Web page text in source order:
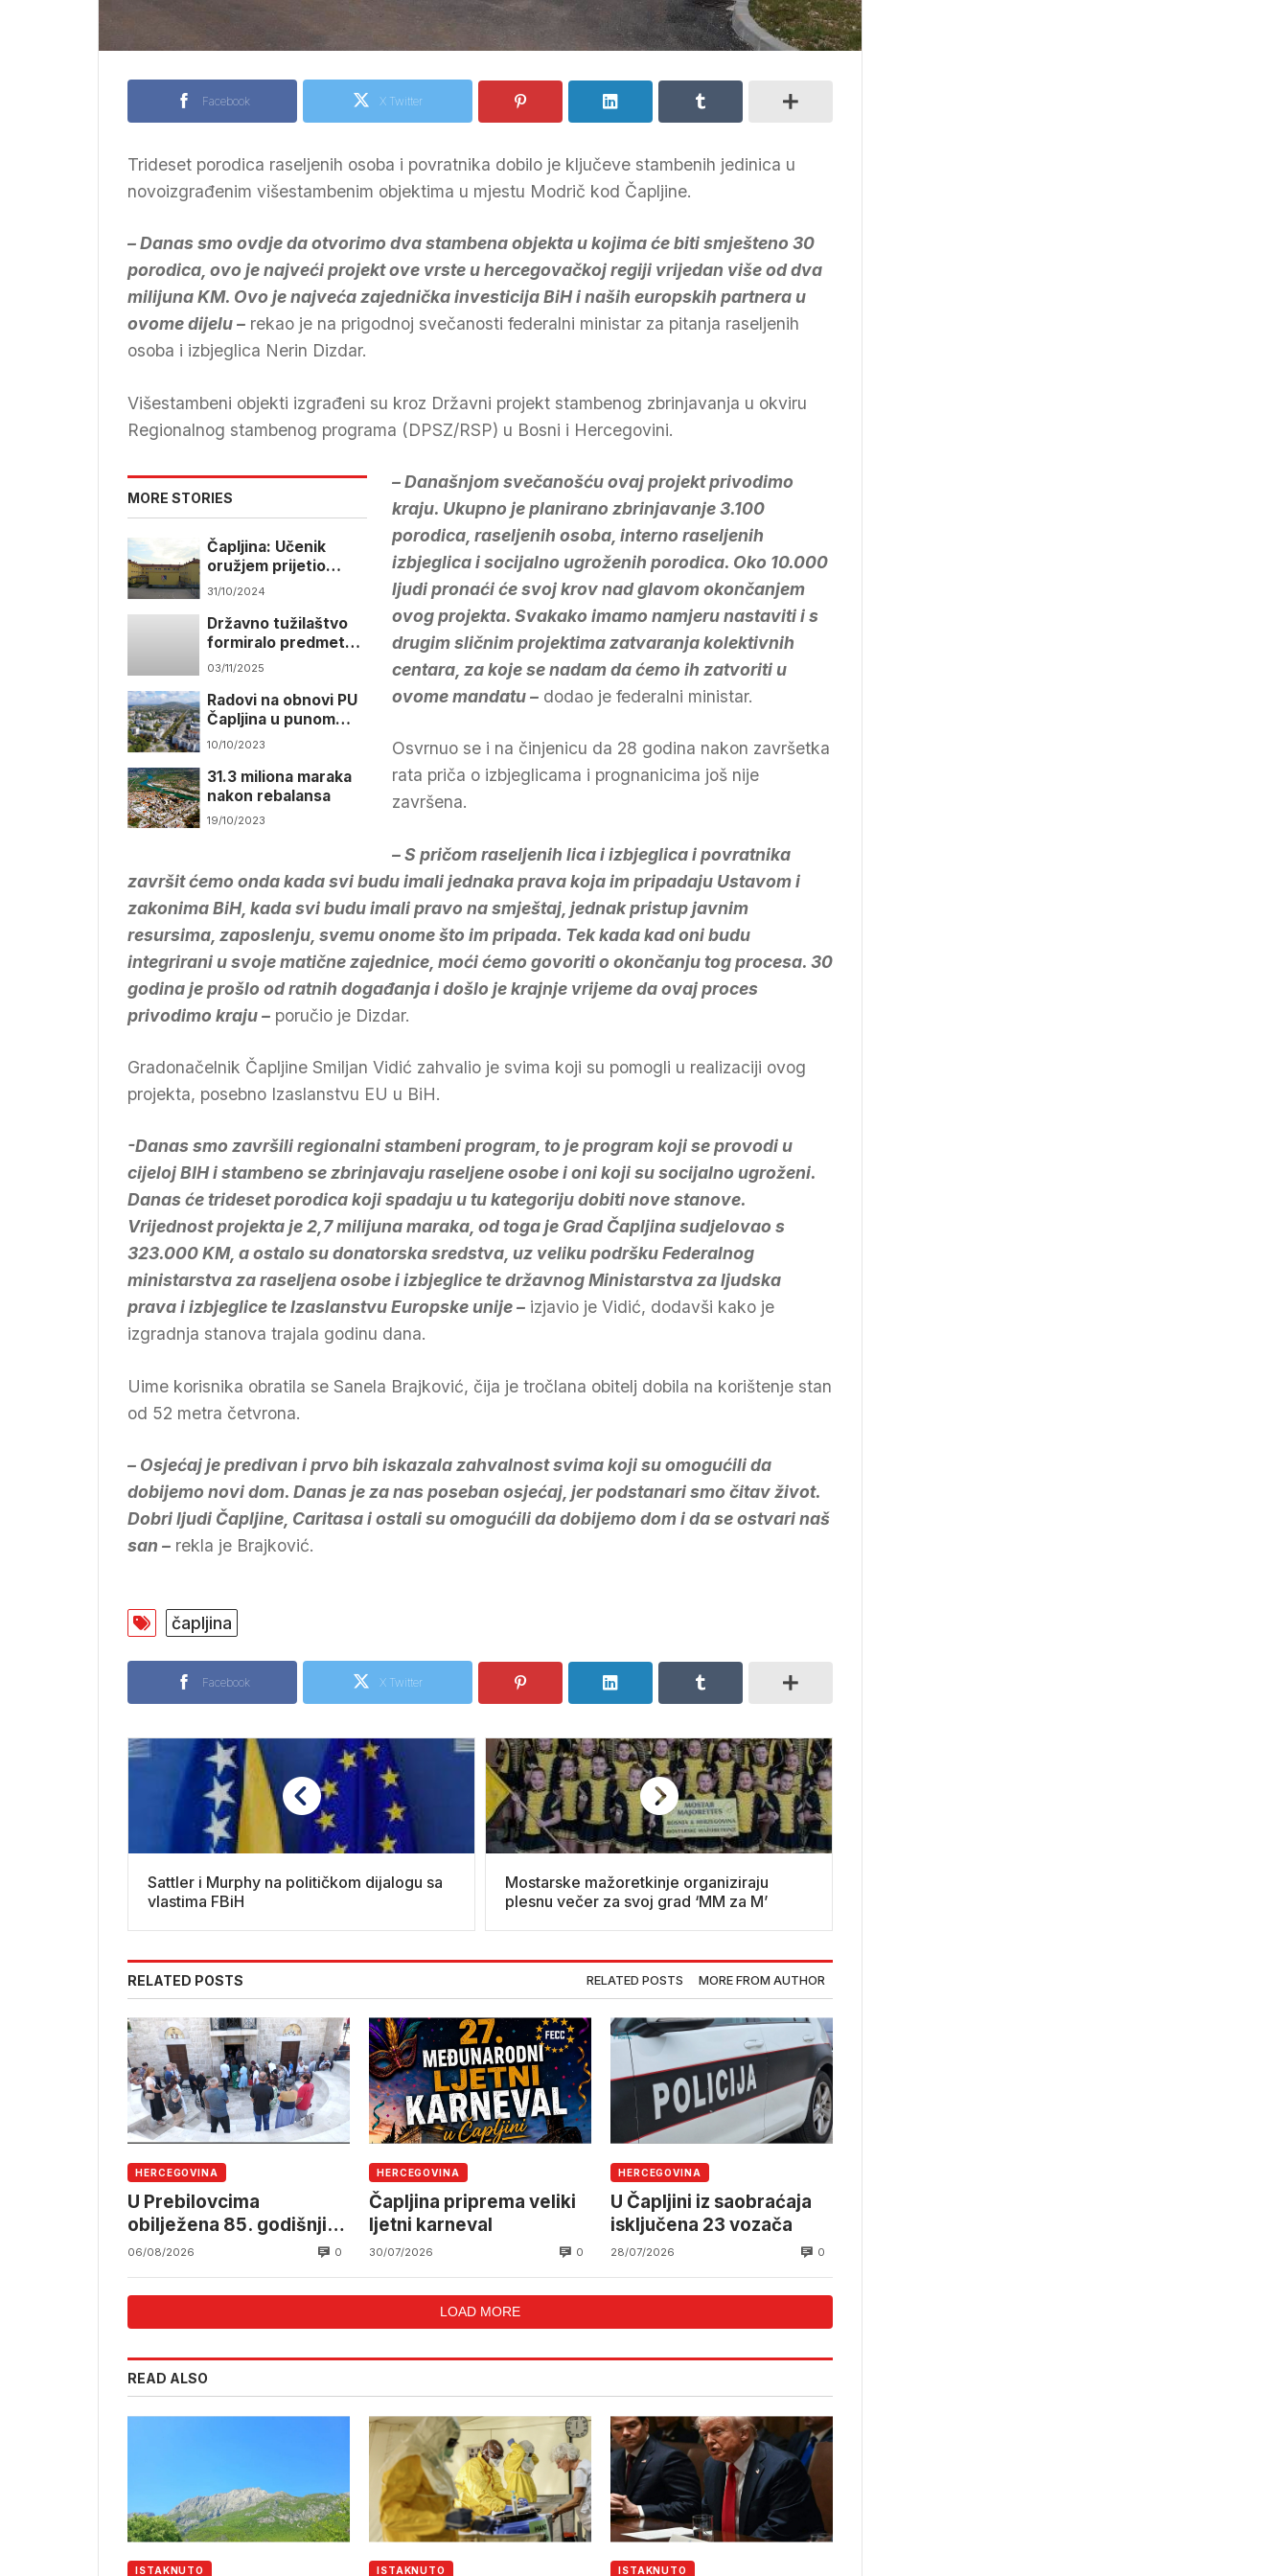
Facebook X Twitter
Trideset porodica raseljenih osoba i povratnika dobilo je ključeve stambenih jedinica u
novoizgrađenim višestambenim objektima u mjestu Modrič kod Čapljine.
– Danas smo ovdje da otvorimo dva stambena objekta u kojima će biti smješteno 30
porodica, ovo je najveći projekt ove vrste u hercegovačkoj regiji vrijedan više od dva
milijuna KM. Ovo je najveća zajednička investicija BiH i naših europskih partnera u
ovome dijelu – rekao je na prigodnoj svečanosti federalni ministar za pitanja raseljenih
osoba i izbjeglica Nerin Dizdar.
Višestambeni objekti izgrađeni su kroz Državni projekt stambenog zbrinjavanja u okviru
Regionalnog stambenog programa (DPSZ/RSP) u Bosni i Hercegovini.
MORE STORIES
Čapljina: Učenik
oružjem prijetio
nastavnici i drugim
31/10/2024
Državno tužilaštvo
formiralo predmet
nakon veličanja
03/11/2025
Radovi na obnovi PU
Čapljina u punom
zamahu
10/10/2023
31.3 miliona maraka
nakon rebalansa
19/10/2023
– Današnjom svečanošću ovaj projekt privodimo
kraju. Ukupno je planirano zbrinjavanje 3.100
porodica, raseljenih osoba, interno raseljenih
izbjeglica i socijalno ugroženih porodica. Oko 10.000
ljudi pronaći će svoj krov nad glavom okončanjem
ovog projekta. Svakako imamo namjeru nastaviti i s
drugim sličnim projektima zatvaranja kolektivnih
centara, za koje se nadam da ćemo ih zatvoriti u
ovome mandatu – dodao je federalni ministar.
Osvrnuo se i na činjenicu da 28 godina nakon završetka
rata priča o izbjeglicama i prognanicima još nije
završena.
– S pričom raseljenih lica i izbjeglica i povratnika
završit ćemo onda kada svi budu imali jednaka prava koja im pripadaju Ustavom i
zakonima BiH, kada svi budu imali pravo na smještaj, jednak pristup javnim
resursima, zaposlenju, svemu onome što im pripada. Tek kada kad oni budu
integrirani u svoje matične zajednice, moći ćemo govoriti o okončanju tog procesa. 30
godina je prošlo od ratnih događanja i došlo je krajnje vrijeme da ovaj proces
privodimo kraju – poručio je Dizdar.
Gradonačelnik Čapljine Smiljan Vidić zahvalio je svima koji su pomogli u realizaciji ovog
projekta, posebno Izaslanstvu EU u BiH.
-Danas smo završili regionalni stambeni program, to je program koji se provodi u
cijeloj BIH i stambeno se zbrinjavaju raseljene osobe i oni koji su socijalno ugroženi.
Danas će trideset porodica koji spadaju u tu kategoriju dobiti nove stanove.
Vrijednost projekta je 2,7 milijuna maraka, od toga je Grad Čapljina sudjelovao s
323.000 KM, a ostalo su donatorska sredstva, uz veliku podršku Federalnog
ministarstva za raseljena osobe i izbjeglice te državnog Ministarstva za ljudska
prava i izbjeglice te Izaslanstvu Europske unije – izjavio je Vidić, dodavši kako je
izgradnja stanova trajala godinu dana.
Uime korisnika obratila se Sanela Brajković, čija je tročlana obitelj dobila na korištenje stan
od 52 metra četvrona.
– Osjećaj je predivan i prvo bih iskazala zahvalnost svima koji su omogućili da
dobijemo novi dom. Danas je za nas poseban osjećaj, jer podstanari smo čitav život.
Dobri ljudi Čapljine, Caritasa i ostali su omogućili da dobijemo dom i da se ostvari naš
san – rekla je Brajković.
čapljina
Facebook X Twitter
Sattler i Murphy na političkom dijalogu sa
vlastima FBiH
Mostarske mažoretkinje organiziraju
plesnu večer za svoj grad ‘MM za M’
RELATED POSTS RELATED POSTS MORE FROM AUTHOR
HERCEGOVINA
U Prebilovcima
obilježena 85. godišnjica
stradanja 4.000
nacionalnosti
06/08/2026 0
HERCEGOVINA
Čapljina priprema veliki
ljetni karneval
30/07/2026 0
HERCEGOVINA
U Čapljini iz saobraćaja
isključena 23 vozača
28/07/2026 0
LOAD MORE
READ ALSO
ISTAKNUTO ISTAKNUTO ISTAKNUTO